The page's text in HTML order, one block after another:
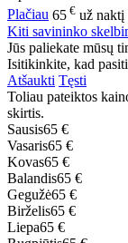
Plačiau 65 € už naktį
Kiti savininko
Jūs paliekate mūsų
Isitikinkite, kad
Atšaukti Tęsti
Toliau pateiktos
skirtis.
Sausis65 €
Vasaris65 €
Kovas65 €
Balandis65 €
Gegužė65 €
Birželis65 €
Liepa65 €